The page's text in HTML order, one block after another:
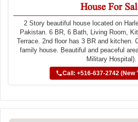
House For
2 Story beautiful house located on
Pakistan. 6 BR, 6 Bath, Living Room,
Terrace. 2nd floor has 3 BR and kitchen.
family house. Beautiful and peaceful
Military Hospital).
Call: +516-637-2742 (New